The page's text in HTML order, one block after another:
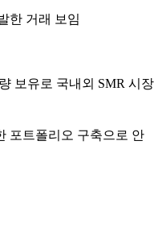
한 거래 보임
보유로 국내외 SMR 시장
포트폴리오 구축으로 안